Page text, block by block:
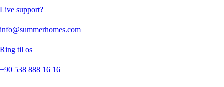
Live support?
info@summerhomes.com
Ring til os
+90 538 888 16 16